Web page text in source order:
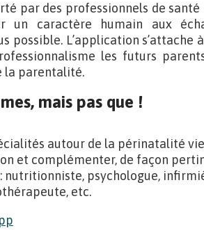
par des professionnels de
un caractère humain aux
possible. L’application s’attache
les futurs
la parentalité.
mais pas que !
autour de la périnatalité
et complémenter, de façon
nutritionniste, psychologue,
etc.